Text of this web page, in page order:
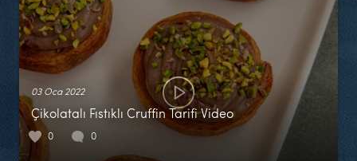
03 Oca 2022
Çikolatalı Fıstıklı Cruffin Tarifi Video
0 0